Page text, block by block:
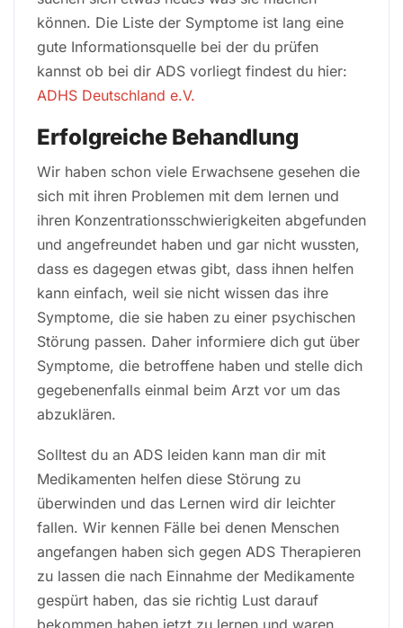
können. Die Liste der Symptome ist lang eine
gute Informationsquelle bei der du prüfen
kannst ob bei dir ADS vorliegt findest du hier:
ADHS Deutschland e.V.
Erfolgreiche Behandlung
Wir haben schon viele Erwachsene gesehen die
sich mit ihren Problemen mit dem lernen und
ihren Konzentrationsschwierigkeiten abgefunden
und angefreundet haben und gar nicht wussten,
dass es dagegen etwas gibt, dass ihnen helfen
kann einfach, weil sie nicht wissen das ihre
Symptome, die sie haben zu einer psychischen
Störung passen. Daher informiere dich gut über
Symptome, die betroffene haben und stelle dich
gegebenenfalls einmal beim Arzt vor um das
abzuklären.
Solltest du an ADS leiden kann man dir mit
Medikamenten helfen diese Störung zu
überwinden und das Lernen wird dir leichter
fallen. Wir kennen Fälle bei denen Menschen
angefangen haben sich gegen ADS Therapieren
zu lassen die nach Einnahme der Medikamente
gespürt haben, das sie richtig Lust darauf
bekommen haben jetzt zu lernen und waren